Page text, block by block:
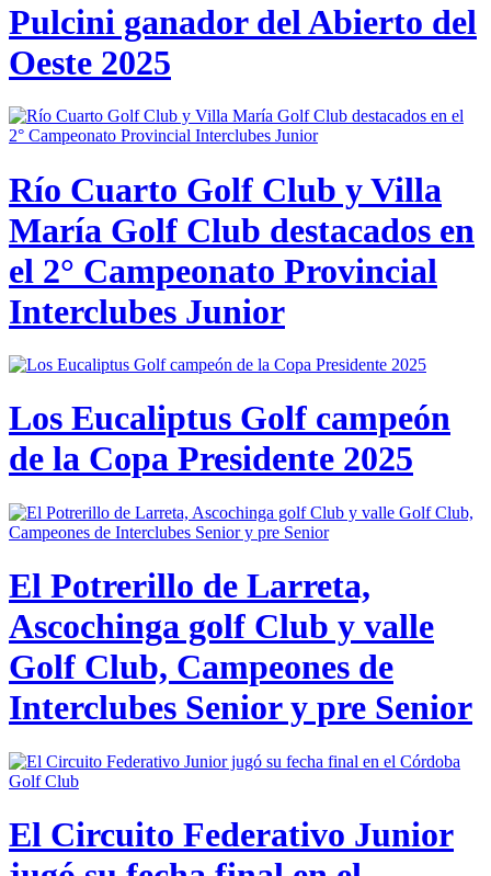
Pulcini ganador del Abierto del
Oeste 2025
Río Cuarto Golf Club y Villa
María Golf Club destacados en
el 2° Campeonato Provincial
Interclubes Junior
Los Eucaliptus Golf campeón
de la Copa Presidente 2025
El Potrerillo de Larreta,
Ascochinga golf Club y valle
Golf Club, Campeones de
Interclubes Senior y pre Senior
El Circuito Federativo Junior